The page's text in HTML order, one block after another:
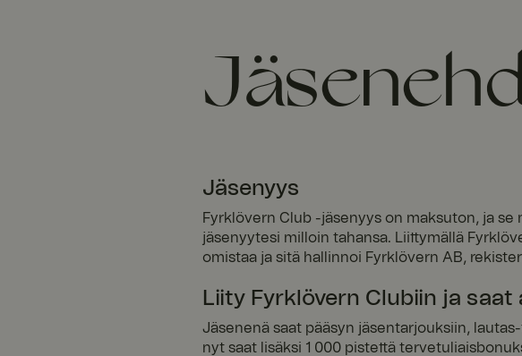
Jäsenyys
Fyrklövern Club -jäsenyys on maksuton, ja
jäsenyytesi milloin tahansa. Liittymällä
omistaa ja sitä hallinnoi Fyrklövern AB,
Liity Fyrklövern Clubiin ja
Jäsenenä saat pääsyn jäsentarjouksiin,
nyt saat lisäksi 1 000 pistettä